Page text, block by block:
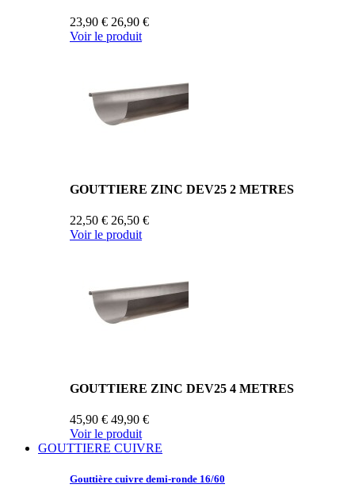
23,90 € 26,90 €
Voir le produit
GOUTTIERE ZINC DEV25 2 METRES
22,50 € 26,50 €
Voir le produit
GOUTTIERE ZINC DEV25 4 METRES
45,90 € 49,90 €
Voir le produit
GOUTTIERE CUIVRE
Gouttière cuivre demi-ronde 16/60